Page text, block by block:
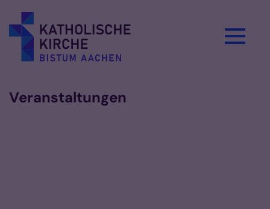
Veranstaltungen